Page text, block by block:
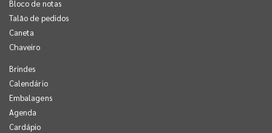
Bloco de notas
Talão de pedidos
Caneta
Chaveiro
Brindes
Calendário
Embalagens
Agenda
Cardápio